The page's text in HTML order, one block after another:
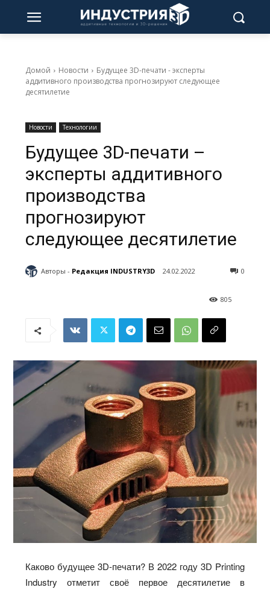
Домой Новости
Будущее 3D-печати - эксперты
аддитивного производства прогнозируют следующее
десятилетие
Новости Технологии
Будущее 3D-печати –
эксперты аддитивного
производства
прогнозируют
следующее десятилетие
Авторы - Редакция INDUSTRY3D 24.02.2022 0
805
Каково будущее 3D-печати? В 2022 году 3D Printing
Industry отметит своё первое десятилетие в